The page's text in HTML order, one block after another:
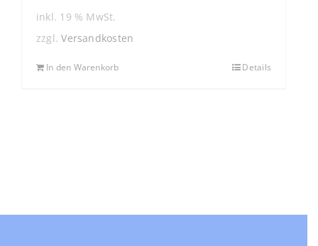
inkl. 19 % MwSt.
zzgl.Versandkosten
In den Warenkorb Details